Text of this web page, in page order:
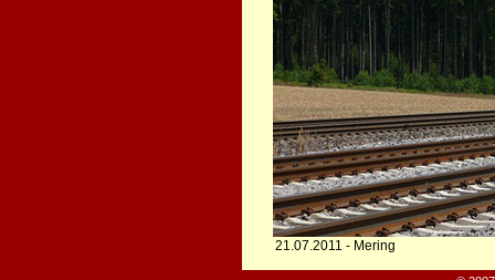
21.07.2011 - Mering